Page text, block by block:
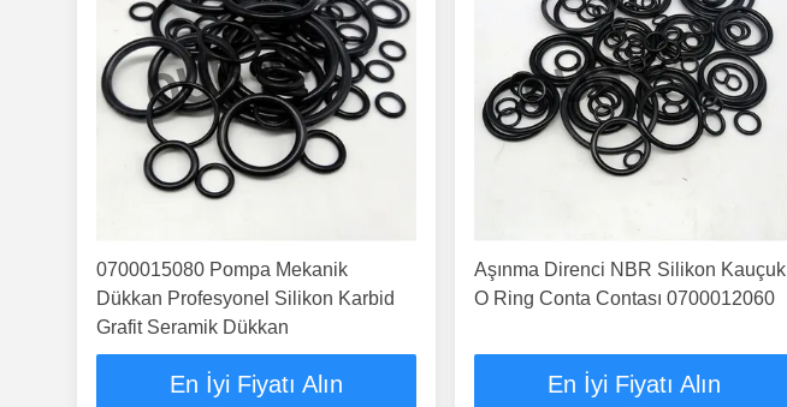
0700015080 Pompa Mekanik
Dükkan Profesyonel Silikon Karbid
Grafit Seramik Dükkan
En İyi Fiyatı Alın
Aşınma Direnci NBR Silikon Kauçuk
O Ring Conta Contası 0700012060
En İyi Fiyatı Alın